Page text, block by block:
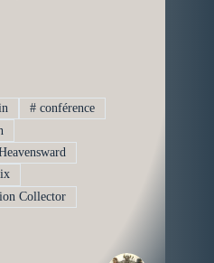
# conférence
Collector